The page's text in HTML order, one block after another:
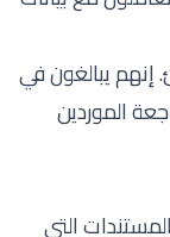
يبالغون في
الموردين
التي